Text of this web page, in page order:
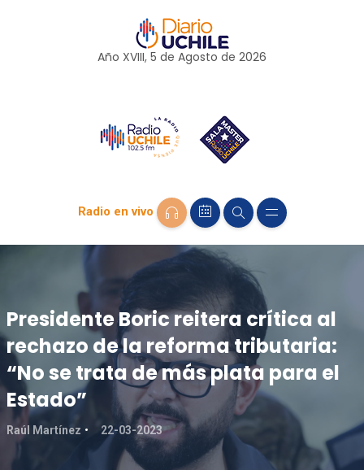
Año XVIII, 5 de Agosto de 2026
Radio en vivo
Presidente Boric reitera crítica al
rechazo de la reforma tributaria:
“No se trata de más plata para el
Estado”
Raúl Martínez 22-03-2023